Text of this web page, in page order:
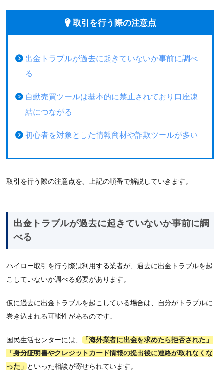
取引を行う際の注意点
出金トラブルが過去に起きていないか事前に調べ
る
自動売買ツールは基本的に禁止されており口座凍
結につながる
初心者を対象とした情報商材や詐欺ツールが多い
取引を行う際の注意点を、上記の順番で解説していきます。
出金トラブルが過去に起きていないか事前に調
べる
ハイロー取引を行う際は利用する業者が、過去に出金トラブルを起
こしていないか調べる必要があります。
仮に過去に出金トラブルを起こしている場合は、自分がトラブルに
巻き込まれる可能性があるのです。
国民生活センターには、 「海外業者に出金を求めたら拒否された」
「身分証明書やクレジットカード情報の提出後に連絡が取れなくな
った」といった相談が寄せられています。